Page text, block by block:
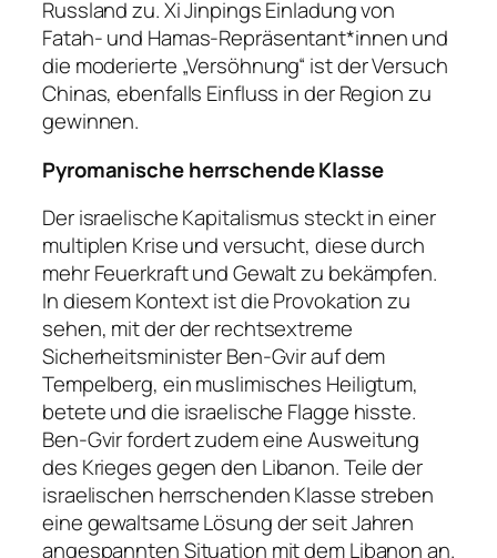
Russland zu. Xi Jinpings Einladung von
Fatah- und Hamas-Repräsentant*innen und
die moderierte „Versöhnung“ ist der Versuch
Chinas, ebenfalls Einfluss in der Region zu
gewinnen.
Pyromanische herrschende Klasse
Der israelische Kapitalismus steckt in einer
multiplen Krise und versucht, diese durch
mehr Feuerkraft und Gewalt zu bekämpfen.
In diesem Kontext ist die Provokation zu
sehen, mit der der rechtsextreme
Sicherheitsminister Ben-Gvir auf dem
Tempelberg, ein muslimisches Heiligtum,
betete und die israelische Flagge hisste.
Ben-Gvir fordert zudem eine Ausweitung
des Krieges gegen den Libanon. Teile der
israelischen herrschenden Klasse streben
eine gewaltsame Lösung der seit Jahren
angespannten Situation mit dem Libanon an.